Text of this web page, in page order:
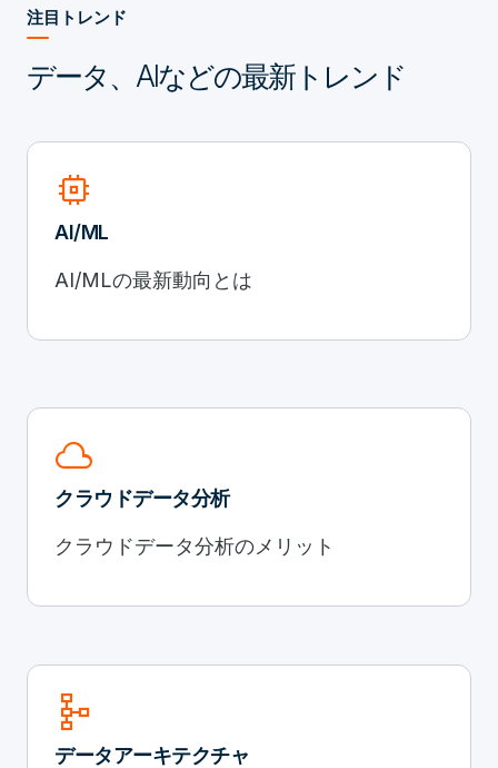
注目トレンド
データ、AIなどの最新トレンド
memory
AI/ML
AI/MLの最新動向とは
cloud
クラウドデータ分析
クラウドデータ分析のメリット
schema
データアーキテクチャ